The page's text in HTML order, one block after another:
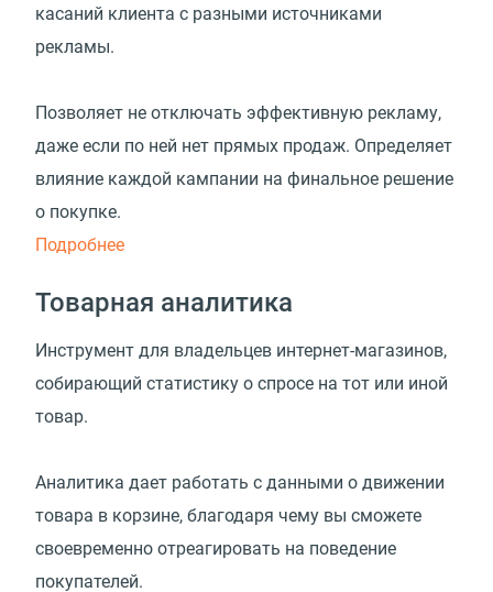
касаний клиента с разными источниками
рекламы.
Позволяет не отключать эффективную рекламу,
даже если по ней нет прямых продаж. Определяет
влияние каждой кампании на финальное решение
о покупке.
Подробнее
Товарная аналитика
Инструмент для владельцев интернет-магазинов,
собирающий статистику о спросе на тот или иной
товар.
Аналитика дает работать с данными о движении
товара в корзине, благодаря чему вы сможете
своевременно отреагировать на поведение
покупателей.